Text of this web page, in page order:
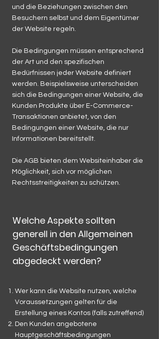
und die Beziehungen zwischen den
Besuchern selbst und dem Eigentümer
der Website regeln.
Die Bedingungen müssen entsprechend
der Art und den spezifischen
Bedürfnissen jeder Website definiert
werden. Beispielsweise unterscheiden
sich die Bedingungen einer Website, die
Kunden Produkte über E-Commerce-
Transaktionen anbietet, von den
Bedingungen einer Website, die nur
Informationen bereitstellt.
Die AGB bieten dem Websiteinhaber die
Möglichkeit, sich vor möglichen
Rechtsstreitigkeiten zu schützen.
Welche Aspekte sollten
generell in den Allgemeinen
Geschäftsbedingungen
abgedeckt werden?
Wer kann die Website nutzen, welche
Voraussetzungen gelten für die
Erstellung eines Kontos (falls zutreffend)
Den Kunden angebotene
Hauptgeschäftsbedingungen